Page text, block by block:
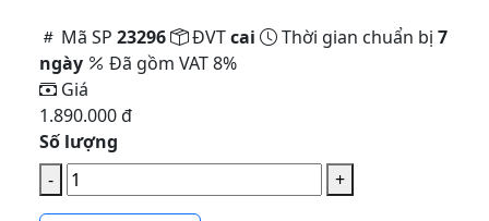
Mã SP 23296 ĐVTcai Thời gian chuẩn bị 7
ngày
Đã gồm VAT 8%
Giá
1.890.000 đ
Số lượng
-
+